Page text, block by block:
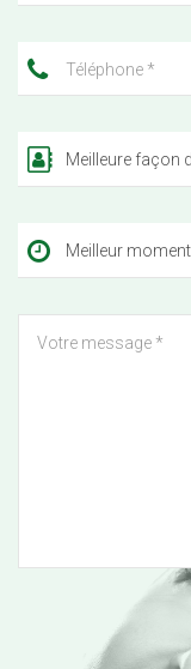
Meilleure façon
Meilleur